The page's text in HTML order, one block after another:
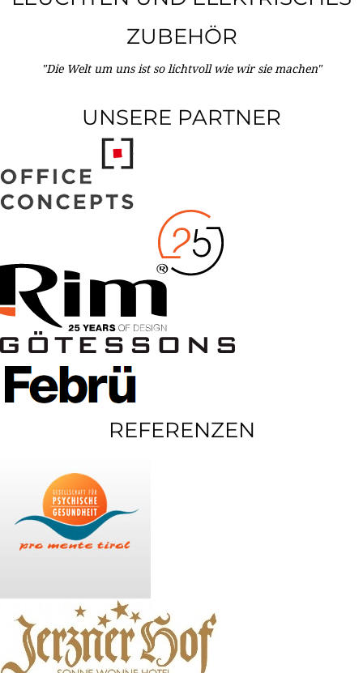
ZUBEHÖR
"Die Welt um uns ist so lichtvoll wie wir sie machen"
UNSERE PARTNER
REFERENZEN